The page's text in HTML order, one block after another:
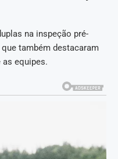
na inspeção pré-
também destacaram
equipes.